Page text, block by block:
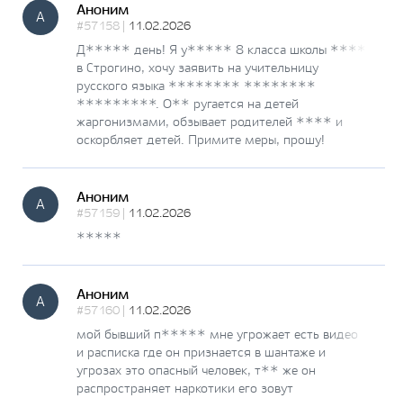
А Аноним
#57158 | 11.02.2026
Д***** день! Я у***** 8 класса школы ****
в Строгино, хочу заявить на учительницу
русского языка ******** ********
*********. О** ругается на детей
жаргонизмами, обзывает родителей **** и
оскорбляет детей. Примите меры, прошу!
А Аноним
#57159 | 11.02.2026
*****
А Аноним
#57160 | 11.02.2026
мой бывший п***** мне угрожает есть видео
и расписка где он признается в шантаже и
угрозах это опасный человек, т** же он
распространяет наркотики его зовут